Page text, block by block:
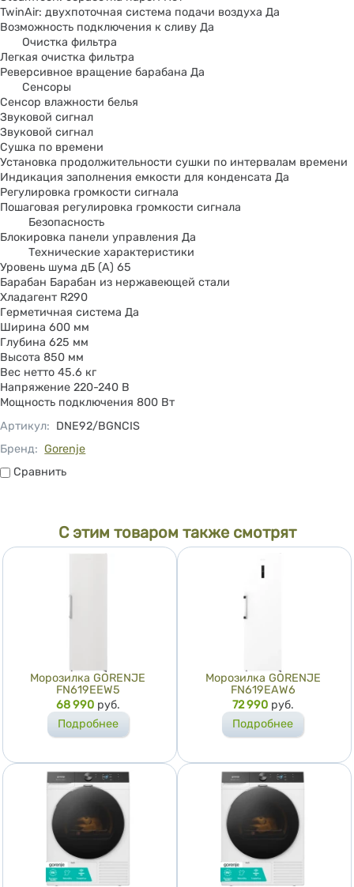
TwinAir: двухпоточная система подачи воздуха Да
Возможность подключения к сливу Да
Oчистка фильтра
Легкая очистка фильтра
Реверсивное вращение барабана Да
Сенсоры
Сенсор влажности белья
Звуковой сигнал
Звуковой сигнал
Сушка по времени
Установка продолжительности сушки по интервалам времени
Индикация заполнения емкости для конденсата Да
Регулировка громкости сигнала
Пошаговая регулировка громкости сигнала
Безопасность
Блокировка панели управления Да
Технические характеристики
Уровень шума дБ (А) 65
Барабан Барабан из нержавеющей стали
Хладагент R290
Герметичная система Да
Ширина 600 мм
Глубина 625 мм
Высота 850 мм
Вес нетто 45.6 кг
Напряжение 220-240 B
Мощность подключения 800 Вт
Артикул: DNE92/BGNCIS
Бренд: Gorenje
СравнитьСравнить
С этим товаром также смотрят
Морозилка GORENJE
FN619EEW5
Цена
68 990 руб.
Подробнее
Морозилка GORENJE
FN619EAW6
Цена
72 990 руб.
Подробнее